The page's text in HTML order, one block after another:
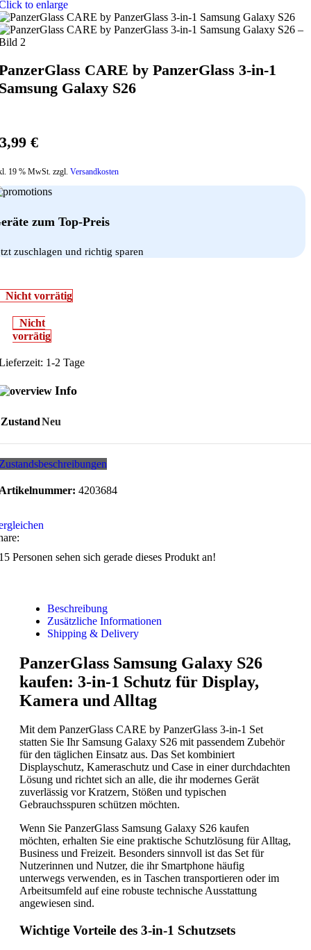
to enlarge
CARE by PanzerGlass 3-in-1
Galaxy S26
€
19 % MwSt. zzgl. Versandkosten
zum Top-Preis
zuschlagen und richtig sparen
Nicht vorrätig
Nicht
vorrätig
1-2 Tage
Info
ZustandNeu
4203684
Personen sehen sich gerade dieses Produkt an!
Beschreibung
Zusätzliche Informationen
Shipping & Delivery
PanzerGlass Samsung Galaxy S26
kaufen: 3-in-1 Schutz für Display,
Kamera und Alltag
Mit dem PanzerGlass CARE by PanzerGlass 3-in-1 Set
statten Sie Ihr Samsung Galaxy S26 mit passendem Zubehör
für den täglichen Einsatz aus. Das Set kombiniert
Displayschutz, Kameraschutz und Case in einer durchdachten
Lösung und richtet sich an alle, die ihr modernes Gerät
zuverlässig vor Kratzern, Stößen und typischen
Gebrauchsspuren schützen möchten.
Wenn Sie PanzerGlass Samsung Galaxy S26 kaufen
möchten, erhalten Sie eine praktische Schutzlösung für Alltag,
Business und Freizeit. Besonders sinnvoll ist das Set für
Nutzerinnen und Nutzer, die ihr Smartphone häufig
unterwegs verwenden, es in Taschen transportieren oder im
Arbeitsumfeld auf eine robuste technische Ausstattung
angewiesen sind.
Wichtige Vorteile des 3-in-1 Schutzsets